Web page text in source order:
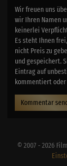
Wir freuen uns
wir Ihren Namen
keinerlei
Es steht Ihnen
nicht Preis zu
und gespeichert.
Eintrag auf
kommentiert
Kommentar
© 2007 - 2026